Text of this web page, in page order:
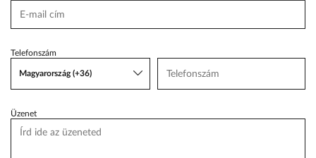
Karosszéria Centrum
Telefonszám
Magyarország (+36)
Üzenet